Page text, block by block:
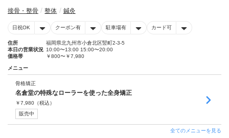
接骨・整骨 整体 鍼灸
日祝OK クーポン有 駐車場有 カード可
住所
福岡県北九州市小倉北区竪町2-3-5
本日の営業状況 10:00〜13:00 15:00〜20:00
価格帯
￥800〜￥7,980
メニュー
骨格矯正
名倉堂の特殊なローラーを使った全身矯正
￥7,980 （税込）
販売中
全てのメニューを見る